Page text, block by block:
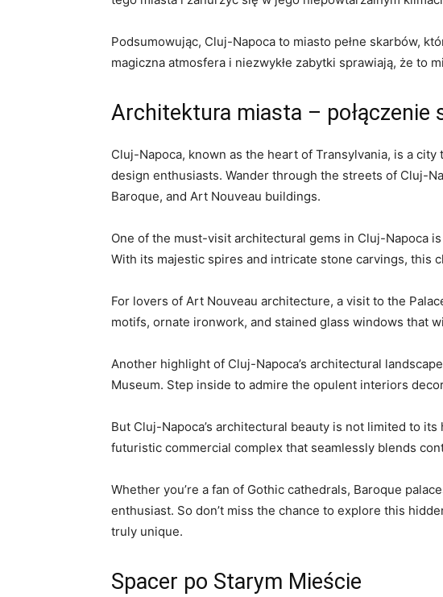
Podsumowując, Cluj-Napoca to miasto ⁣pełne ‍skarbów,
‍magiczna atmosfera i niezwykłe zabytki sprawiają, że to
Architektura miasta – połączenie
Cluj-Napoca, known ‌as the heart of Transylvania,​ is a
⁢design‍ enthusiasts. Wander through⁣ the streets⁣ of ⁣Cluj-
Baroque, and Art Nouveau buildings.
One ‌of the must-visit architectural gems in Cluj-Napoca
With its majestic⁢ spires and intricate stone⁤ carvings, this
For lovers‍ of ⁢Art Nouveau architecture, a visit to the
motifs, ornate ironwork, and stained glass windows that⁤
Another highlight of Cluj-Napoca’s architectural⁣
Museum. Step inside to admire ⁢the opulent interiors
But ⁢Cluj-Napoca’s architectural beauty is not ​limited ​to
futuristic commercial⁣ complex that seamlessly ​blends‌
Whether you’re a fan of Gothic cathedrals, Baroque
enthusiast. So don’t miss‍ the chance to​ explore this
truly unique.
Spacer po Starym‍ Mieście